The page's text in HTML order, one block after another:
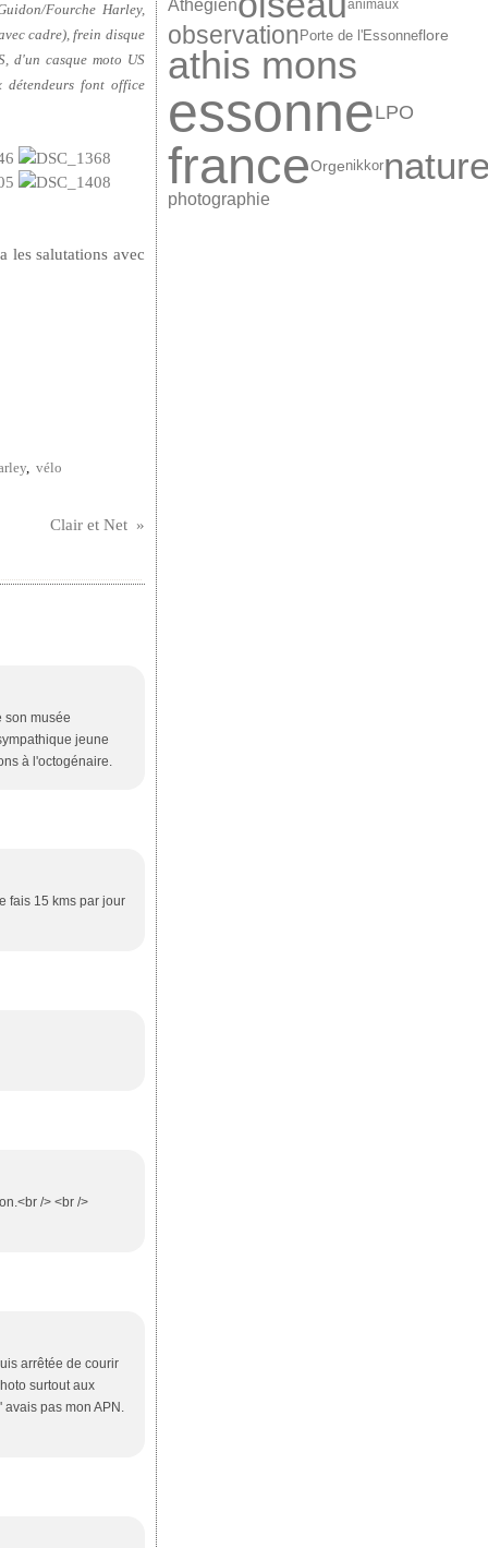
Fourche Harley,
cadre), frein disque
d'un casque moto US
détendeurs font office
les salutations avec
, vélo
Clair et Net
son musée
jeune
à l'octogénaire.
fais 15 kms par jour
/> <br />
arrêtée de courir
surtout aux
pas mon APN.
Athégien
animaux
observationPorte de l'Essonneflore
athis mons
essonneLPO
franceOrgenikkor
photographie